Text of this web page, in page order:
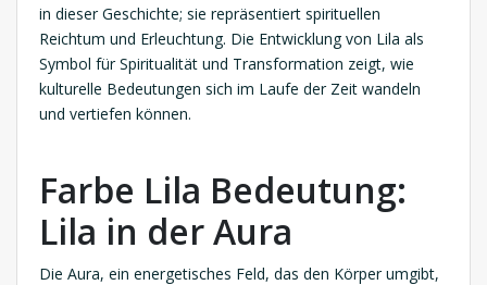
in dieser Geschichte; sie repräsentiert spirituellen
Reichtum und Erleuchtung. Die Entwicklung von Lila als
Symbol für Spiritualität und Transformation zeigt, wie
kulturelle Bedeutungen sich im Laufe der Zeit wandeln
und vertiefen können.
Farbe Lila Bedeutung:
Lila in der Aura
Die Aura, ein energetisches Feld, das den Körper umgibt,